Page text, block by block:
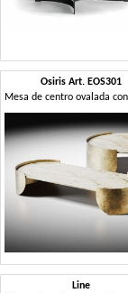
Osiris Art. EOS301
Line